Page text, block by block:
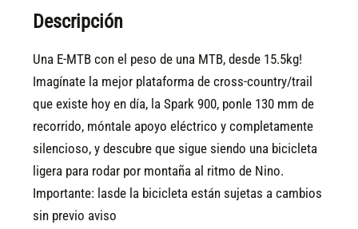
Descripción
Una E-MTB con el peso de una MTB, desde 15.5kg!
Imagínate la mejor plataforma de cross-country/trail
que existe hoy en día, la Spark 900, ponle 130 mm de
recorrido, móntale apoyo eléctrico y completamente
silencioso, y descubre que sigue siendo una bicicleta
ligera para rodar por montaña al ritmo de Nino.
Importante: lasde la bicicleta están sujetas a cambios
sin previo aviso